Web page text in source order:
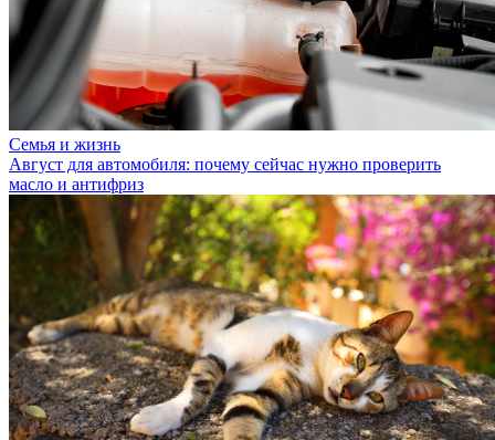
Семья и жизнь
Август для автомобиля: почему сейчас нужно проверить
масло и антифриз